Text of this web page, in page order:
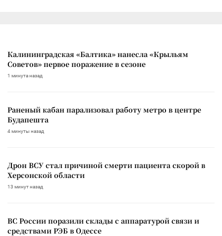
Калининградская «Балтика» нанесла «Крыльям
Советов» первое поражение в сезоне
1 минута назад
Раненый кабан парализовал работу метро в центре
Будапешта
4 минуты назад
Дрон ВСУ стал причиной смерти пациента скорой в
Херсонской области
13 минут назад
ВС России поразили склады с аппаратурой связи и
средствами РЭБ в Одессе